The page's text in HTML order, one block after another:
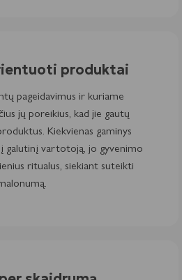
produktai
pageidavimus ir kuriame
jų poreikius, kad jie gautų
Kiekvienas gaminys
galutinį vartotoją, jo gyvenimo
ritualus, siekiant suteikti